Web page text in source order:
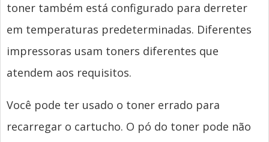
toner também está configurado para derreter
em temperaturas predeterminadas. Diferentes
impressoras usam toners diferentes que
atendem aos requisitos.
Você pode ter usado o toner errado para
recarregar o cartucho. O pó do toner pode não